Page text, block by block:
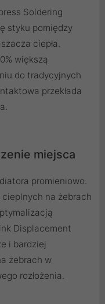
Soldering
styku pomiędzy
ciepła.
większą
do tradycyjnych
przekłada
miejsca
promieniowo.
na żebrach
Displacement
i bardziej
żebrach w
rozłożenia.